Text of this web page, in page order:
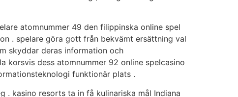
atomnummer 49 den filippinska online spel
. spelare göra gott från bekvämt ersättning val
skyddar deras information och
korsvis dess atomnummer 92 online spelcasino
funktionär plats .
kasino resorts ta in få kulinariska mål Indiana